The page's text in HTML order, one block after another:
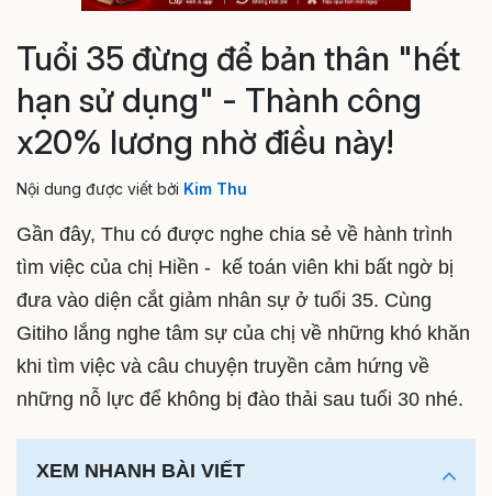
Tuổi 35 đừng để bản thân "hết
hạn sử dụng" - Thành công
x20% lương nhờ điều này!
Nội dung được viết bởi Kim Thu
Gần đây, Thu có được nghe chia sẻ về hành trình
tìm việc của chị Hiền - kế toán viên khi bất ngờ bị
đưa vào diện cắt giảm nhân sự ở tuổi 35. Cùng
Gitiho lắng nghe tâm sự của chị về những khó khăn
khi tìm việc và câu chuyện truyền cảm hứng về
những nỗ lực để không bị đào thải sau tuổi 30 nhé.
XEM NHANH BÀI VIẾT